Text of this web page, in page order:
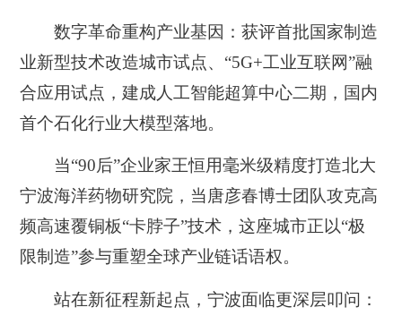
数字革命重构产业基因：获评首批国家制造
业新型技术改造城市试点、“5G+工业互联网”融
合应用试点，建成人工智能超算中心二期，国内
首个石化行业大模型落地。
当“90后”企业家王恒用毫米级精度打造北大
宁波海洋药物研究院，当唐彦春博士团队攻克高
频高速覆铜板“卡脖子”技术，这座城市正以“极
限制造”参与重塑全球产业链话语权。
站在新征程新起点，宁波面临更深层叩问：